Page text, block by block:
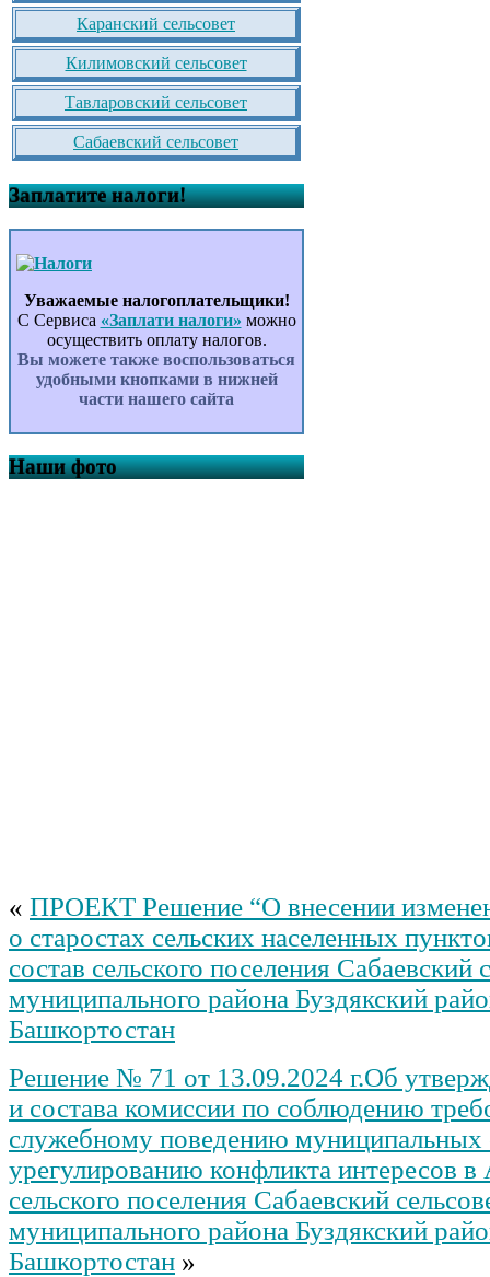
Каранский сельсовет
Килимовский сельсовет
Тавларовский сельсовет
Сабаевский сельсовет
Заплатите налоги!
Уважаемые налогоплательщики!
С Сервиса «Заплати налоги» можно
осуществить оплату налогов.
Вы можете также воспользоваться
удобными кнопками в нижней
части нашего сайта
Наши фото
« ПРОЕКТ Решение “О внесении
о старостах сельских населенных
состав сельского поселения Сабаевский
муниципального района Буздякский
Башкортостан
Решение № 71 от 13.09.2024 г.Об
и состава комиссии по соблюдению
служебному поведению
урегулированию конфликта интересов
сельского поселения Сабаевский
муниципального района Буздякский
Башкортостан »